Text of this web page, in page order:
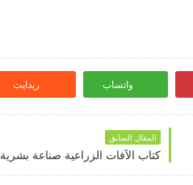
واتساب ريدايت
المقال السابق
كتاب الآفات الزراعية صناعة بشرية